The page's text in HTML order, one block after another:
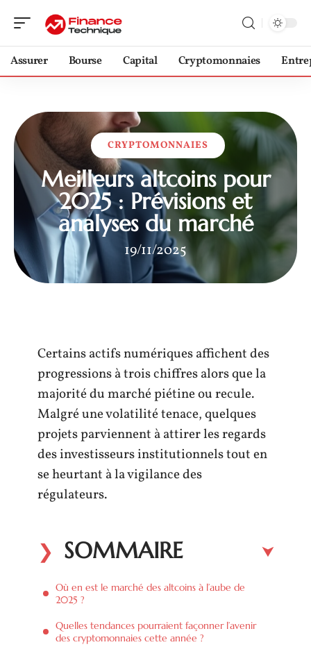
Assurer Bourse Capital Cryptomonnaies
CRYPTOMONNAIES
Meilleurs altcoins pour
2025 : Prévisions et
analyses du marché
19/11/2025
Certains actifs numériques affichent des
progressions à trois chiffres alors que la
majorité du marché piétine ou recule.
Malgré une volatilité tenace, quelques
projets parviennent à attirer les regards
des investisseurs institutionnels tout en
se heurtant à la vigilance des
régulateurs.
SOMMAIRE
Où en est le marché des altcoins à l’aube de
2025 ?
Quelles tendances pourraient façonner l’avenir
des cryptomonnaies cette année ?